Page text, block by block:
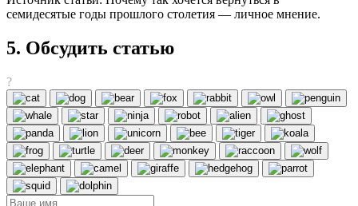
семидесятые годы прошлого столетия — личное мнение.
5. Обсудить статью
?